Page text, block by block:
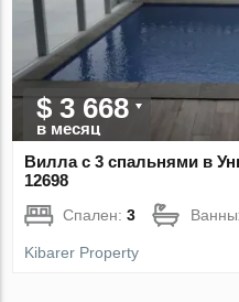
$ 3 668
в месяц
Вилла с 3 спальнями в
12698
Спален:3
Kibarer Property